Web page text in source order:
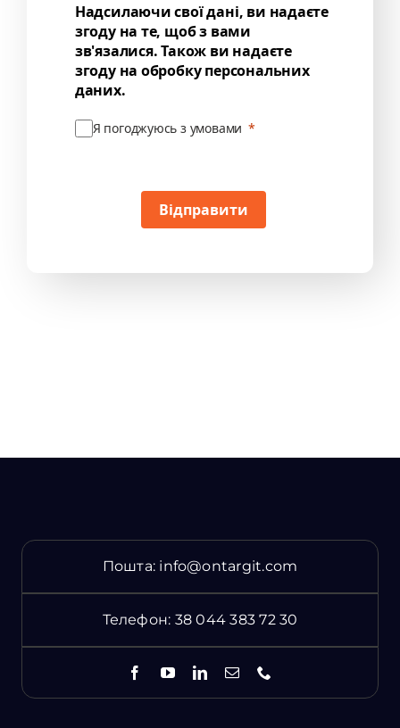
Надсилаючи свої дані, ви надаєте
згоду на те, щоб з вами
зв'язалися. Також ви надаєте
згоду на обробку персональних
даних.
Я погоджуюсь з умовами
Відправити
Пошта: info@ontargit.com
Телефон: 38 044 383 72 30